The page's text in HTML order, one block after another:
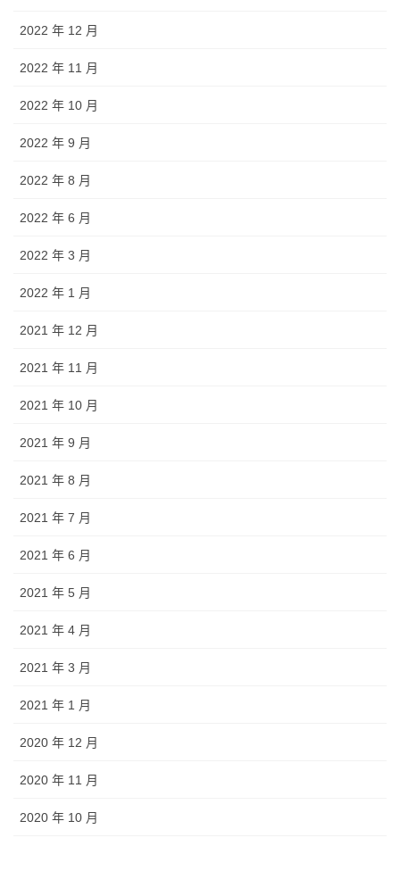
2022 年 12 月
2022 年 11 月
2022 年 10 月
2022 年 9 月
2022 年 8 月
2022 年 6 月
2022 年 3 月
2022 年 1 月
2021 年 12 月
2021 年 11 月
2021 年 10 月
2021 年 9 月
2021 年 8 月
2021 年 7 月
2021 年 6 月
2021 年 5 月
2021 年 4 月
2021 年 3 月
2021 年 1 月
2020 年 12 月
2020 年 11 月
2020 年 10 月